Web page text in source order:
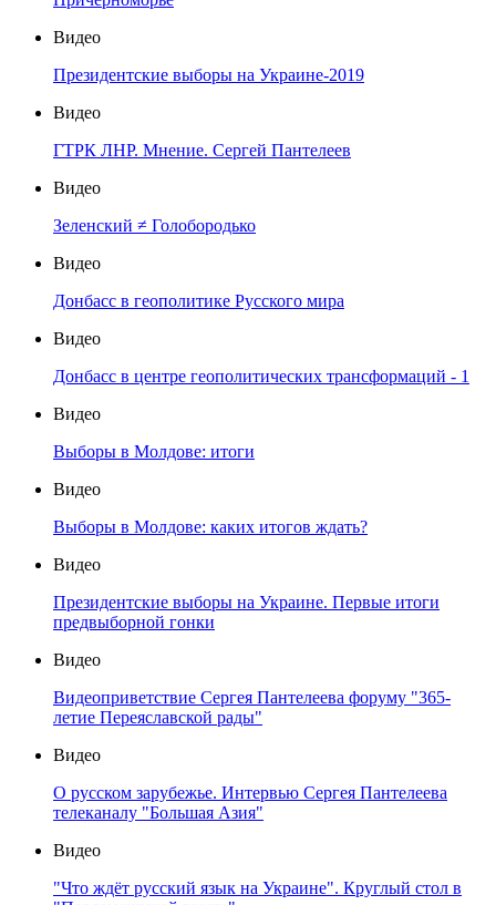
Видео
Президентские выборы на Украине-2019
Видео
ГТРК ЛНР. Мнение. Сергей Пантелеев
Видео
Зеленский ≠ Голобородько
Видео
Донбасс в геополитике Русского мира
Видео
Донбасс в центре геополитических трансформаций - 1
Видео
Выборы в Молдове: итоги
Видео
Выборы в Молдове: каких итогов ждать?
Видео
Президентские выборы на Украине. Первые итоги
предвыборной гонки
Видео
Видеоприветствие Сергея Пантелеева форуму "365-
летие Переяславской рады"
Видео
О русском зарубежье. Интервью Сергея Пантелеева
телеканалу "Большая Азия"
Видео
"Что ждёт русский язык на Украине". Круглый стол в